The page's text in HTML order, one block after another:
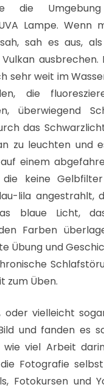
die
Lampe. Wenn
sah es aus,
ausbrechen.
sehr weit im
die
überwiegend
das
zu leuchten und
einem
die keine
lila angestrahlt,
blaue Licht,
Farben
Übung und
zum Üben.
oder vielleicht
und fanden es
viel Arbeit
Fotografie
Fotokursen und